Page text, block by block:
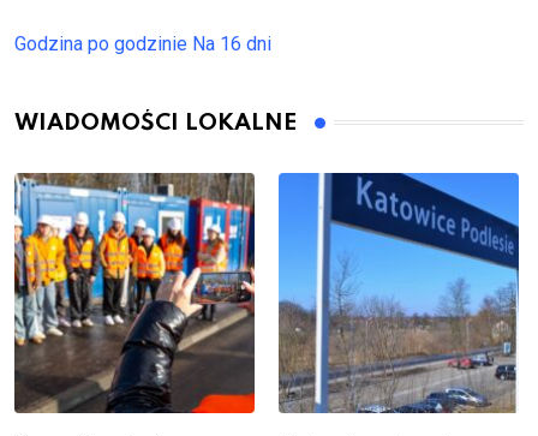
Godzina po godzinie Na 16 dni
WIADOMOŚCI LOKALNE